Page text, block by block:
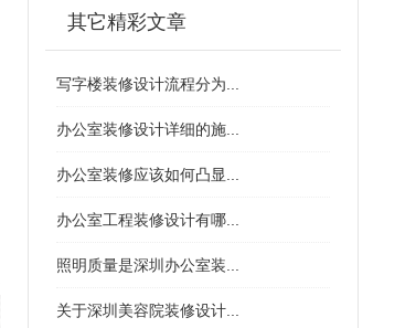
其它精彩文章
写字楼装修设计流程分为...
办公室装修设计详细的施...
办公室装修应该如何凸显...
办公室工程装修设计有哪...
照明质量是深圳办公室装...
关于深圳美容院装修设计...